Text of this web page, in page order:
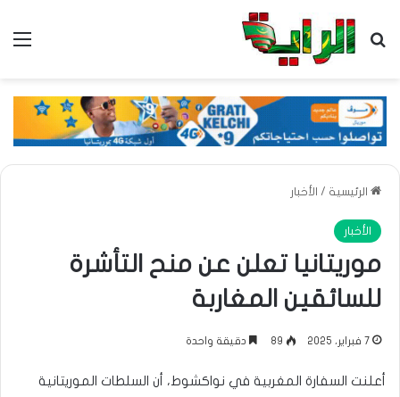
بحث عن
الرئيسية / الأخبار
الأخبار
موريتانيا تعلن عن منح التأشرة
للسائقين المغاربة
7 فبراير، 2025 89 دقيقة واحدة
أعلنت السفارة المغربية في نواكشوط، أن السلطات الموريتانية